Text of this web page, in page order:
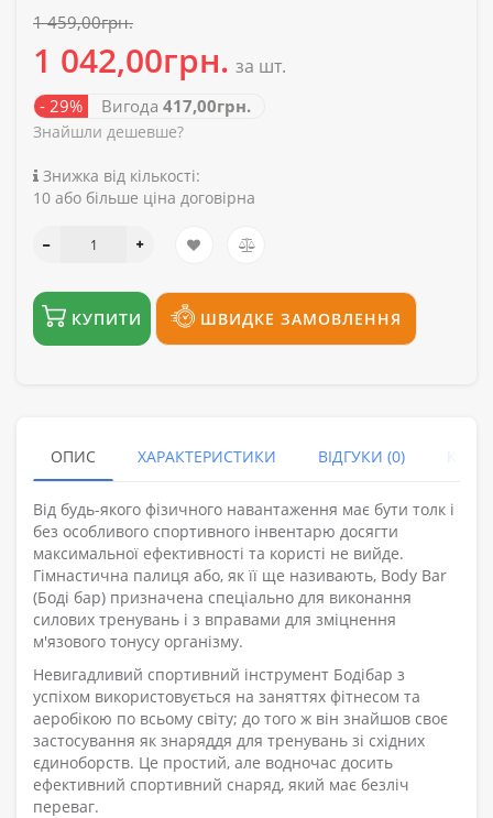
1 459,00грн.
1 042,00грн. за шт.
- 29% Вигода 417,00грн.
Знайшли дешевше?
Знижка від кількості:
10 або більше ціна договірна
КУПИТИ ШВИДКЕ ЗАМОВЛЕННЯ
ОПИС ХАРАКТЕРИСТИКИ ВІДГУКИ (0)
Від будь-якого фізичного навантаження має бути толк і
без особливого спортивного інвентарю досягти
максимальної ефективності та користі не вийде.
Гімнастична палиця або, як її ще називають, Body Bar
(Боді бар) призначена спеціально для виконання
силових тренувань і з вправами для зміцнення
м'язового тонусу організму.
Невигадливий спортивний інструмент Бодібар з
успіхом використовується на заняттях фітнесом та
аеробікою по всьому світу; до того ж він знайшов своє
застосування як знаряддя для тренувань зі східних
єдиноборств. Це простий, але водночас досить
ефективний спортивний снаряд, який має безліч
переваг.